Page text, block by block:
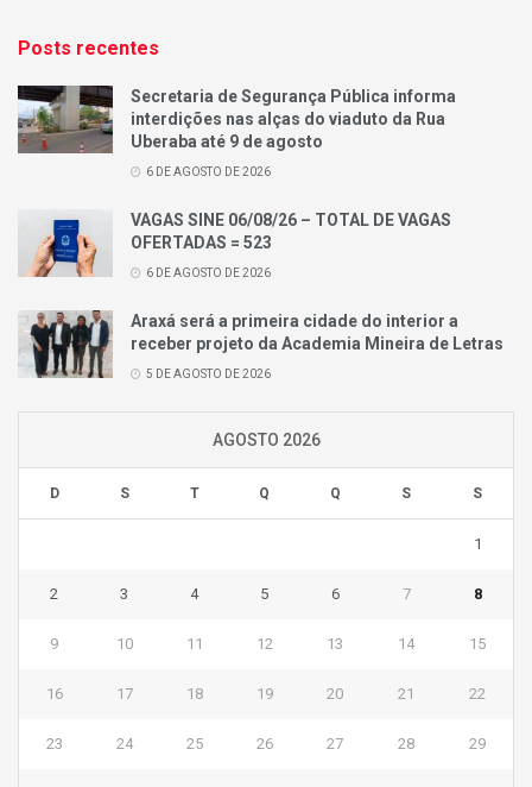
Posts recentes
Secretaria de Segurança Pública informa
interdições nas alças do viaduto da Rua
Uberaba até 9 de agosto
6 DE AGOSTO DE 2026
VAGAS SINE 06/08/26 – TOTAL DE VAGAS
OFERTADAS = 523
6 DE AGOSTO DE 2026
Araxá será a primeira cidade do interior a
receber projeto da Academia Mineira de Letras
5 DE AGOSTO DE 2026
AGOSTO 2026
D S T Q Q S S
1
2 3 4 5 6 7 8
9 10 11 12 13 14 15
16 17 18 19 20 21 22
23 24 25 26 27 28 29